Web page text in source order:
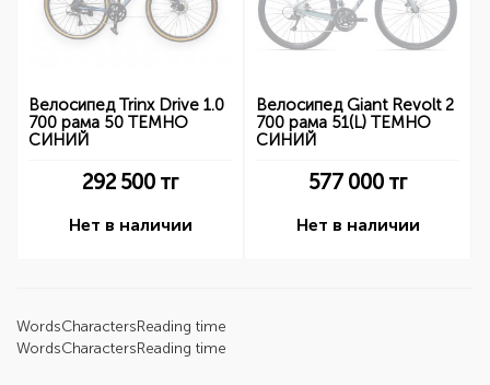
Велосипед Trinx Drive 1.0
700 рама 50 ТЕМНО
СИНИЙ
292 500 тг
Нет в наличии
Велосипед Giant Revolt 2
700 рама 51(L) ТЕМНО
СИНИЙ
577 000 тг
Нет в наличии
WordsCharactersReading time
WordsCharactersReading time